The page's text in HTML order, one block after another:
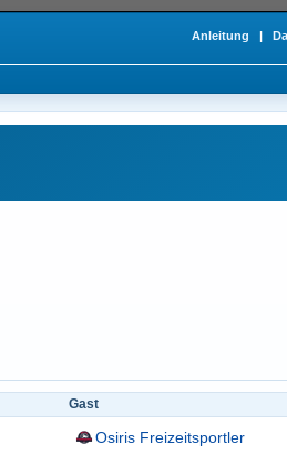
Anleitung |
Gast
Osiris Freizeitsportler